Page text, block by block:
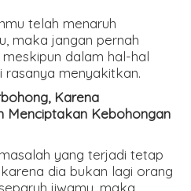
telah menaruh
maka jangan pernah
dalam hal-hal
rasanya menyakitkan.
Karena
Menciptakan Kebohongan
yang terjadi tetap
dia bukan lagi orang
jiwamu, maka